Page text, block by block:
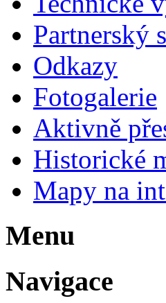
Partnerský
Odkazy
Fotogalerie
Aktivně
Historické
Mapy na
Menu
Navigace